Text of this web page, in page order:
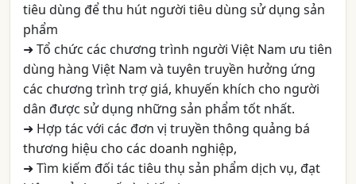
tiêu dùng để thu hút người tiêu dùng sử dụng sản
phẩm
➜ Tổ chức các chương trình người Việt Nam ưu tiên
dùng hàng Việt Nam và tuyên truyền hưởng ứng
các chương trình trợ giá, khuyến khích cho người
dân được sử dụng những sản phẩm tốt nhất.
➜ Hợp tác với các đơn vị truyền thông quảng bá
thương hiệu cho các doanh nghiệp,
➜ Tìm kiếm đối tác tiêu thụ sản phẩm dịch vụ, đạt